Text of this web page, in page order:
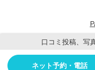
口コミ投稿、写
ネット予約・電話